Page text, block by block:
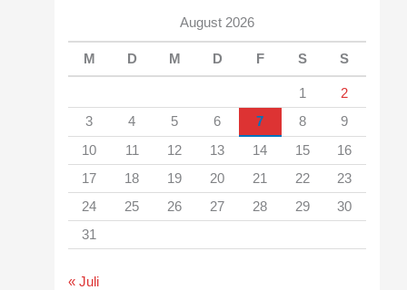
August 2026
M D M D F S S
1
2
3
4 5 6 7 8
9
10
11 12 13 14 15
16
17
18 19 20 21 22
23
24
25 26 27 28 29
30
31
« Juli